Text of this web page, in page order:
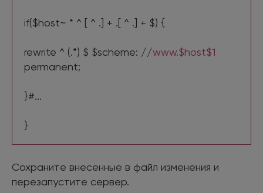
if($host~ * ^ [ ^ .] + .[ ^ .] + $) {
rewrite ^ (.*) $ $scheme: //www.$host$1
permanent;
}#...
}
Сохраните внесенные в файл изменения и
перезапустите сервер.